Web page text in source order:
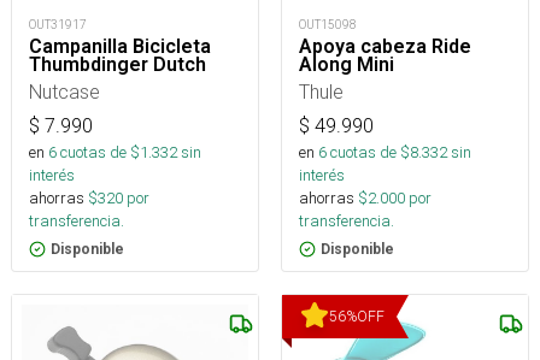
OUT31917
Campanilla Bicicleta
Thumbdinger Dutch
Nutcase
$ 7.990
en 6cuotas de $1.332sin
interés
ahorras $320 por
transferencia.
Disponible
OUT15098
Apoya cabeza Ride
Along Mini
Thule
$ 49.990
en 6cuotas de $8.332sin
interés
ahorras $2.000 por
transferencia.
Disponible
56%OFF